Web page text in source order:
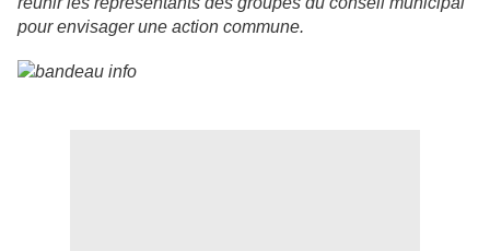
pour envisager une action commune.